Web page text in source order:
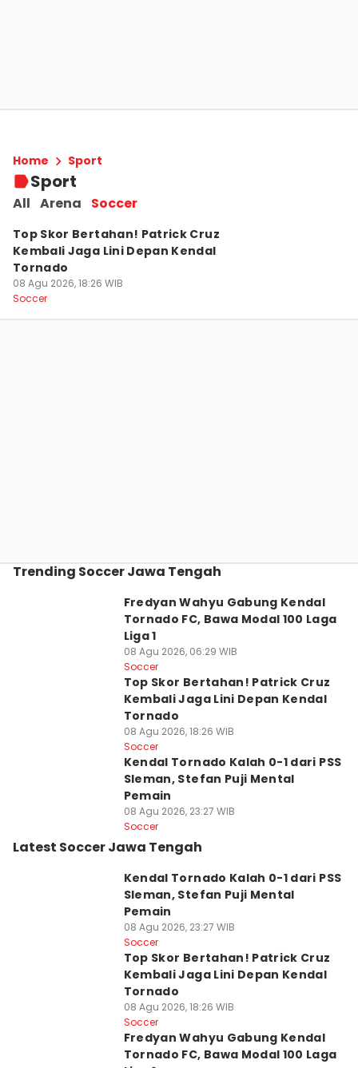
Home Sport
Sport
All Arena Soccer
Stefan Puji Mental Pemain
08 Agu 2026, 23:27 WIB
Soccer
Top Skor Bertahan! Patrick Cruz
Kembali Jaga Lini Depan Kendal
Tornado
08 Agu 2026, 18:26 WIB
Soccer
Trending Soccer Jawa Tengah
Fredyan Wahyu Gabung Kendal
Tornado FC, Bawa Modal 100 Laga
Liga 1
08 Agu 2026, 06:29 WIB
Soccer
Top Skor Bertahan! Patrick Cruz
Kembali Jaga Lini Depan Kendal
Tornado
08 Agu 2026, 18:26 WIB
Soccer
Kendal Tornado Kalah 0-1 dari PSS
Sleman, Stefan Puji Mental
Pemain
08 Agu 2026, 23:27 WIB
Soccer
Latest Soccer Jawa Tengah
Kendal Tornado Kalah 0-1 dari PSS
Sleman, Stefan Puji Mental
Pemain
08 Agu 2026, 23:27 WIB
Soccer
Top Skor Bertahan! Patrick Cruz
Kembali Jaga Lini Depan Kendal
Tornado
08 Agu 2026, 18:26 WIB
Soccer
Fredyan Wahyu Gabung Kendal
Tornado FC, Bawa Modal 100 Laga